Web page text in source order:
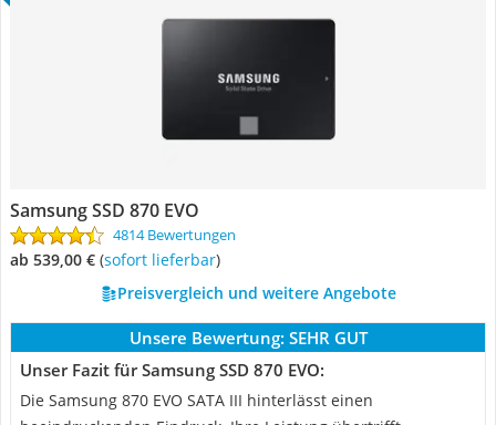
Samsung SSD 870 EVO
4814 Bewertungen
ab 539,00 € ( Sofort lieferbar)
Preisvergleich und weitere Angebote
Unsere Bewertung: SEHR GUT
Unser Fazit für Samsung SSD 870 EVO:
Die Samsung 870 EVO SATA III hinterlässt einen